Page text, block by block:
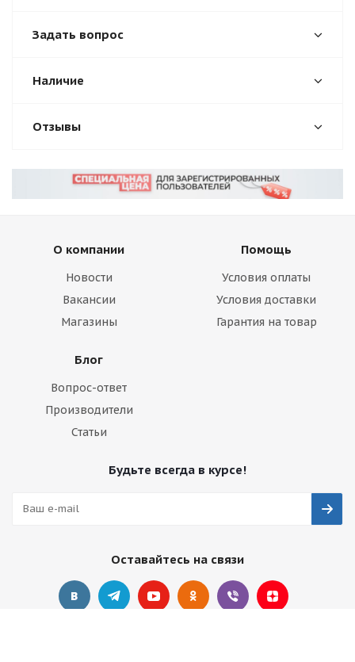
Задать вопрос
Наличие
Отзывы
О компании
Новости
Вакансии
Магазины
Помощь
Условия оплаты
Условия доставки
Гарантия на товар
Блог
Вопрос-ответ
Производители
Статьи
Будьте всегда в курсе!
Оставайтесь на связи